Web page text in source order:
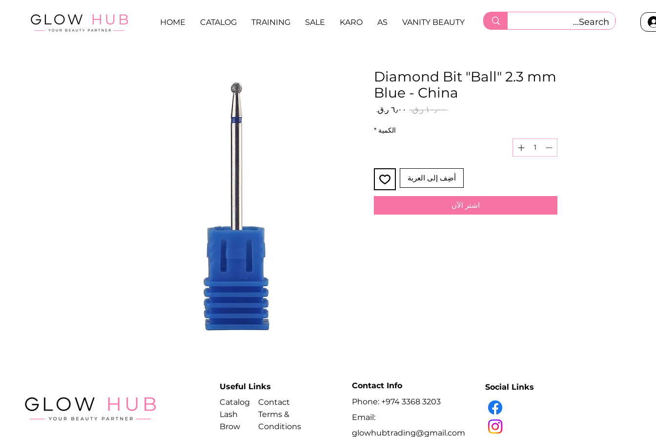
HOME CATALOG TRAINING SALE KARO AS VANITY BEAUTY
Diamond Bit "Ball" 2.3 mm
Blue - China
‏١٠٫٠٠ ر.ق.‏
سعر
الكمية *
أضِف إلى العربة
اشترِ الآن
Useful Links
Catalog
Lash
Brow
Contact
Terms &
Conditions
Contact Info
Phone: +974 3368 3203
Email:
glowhubtrading@gmail.com
Social Links